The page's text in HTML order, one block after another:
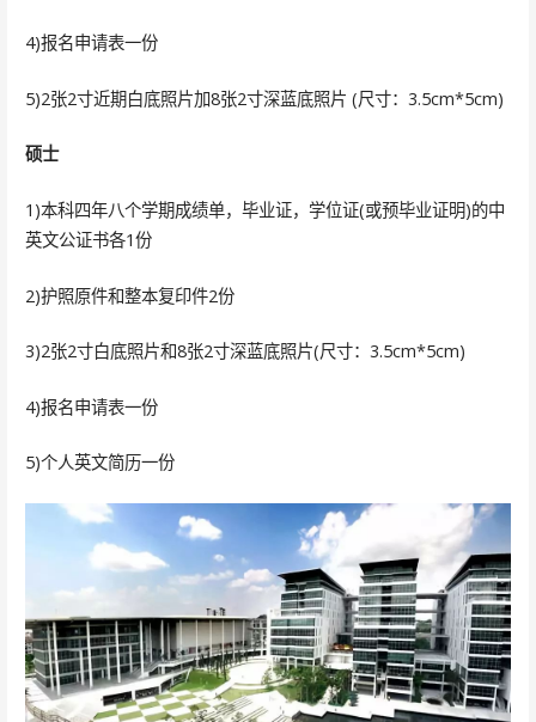
4)报名申请表一份
5)2张2寸近期白底照片加8张2寸深蓝底照片 (尺寸：3.5cm*5cm)
硕士
1)本科四年八个学期成绩单，毕业证，学位证(或预毕业证明)的中
英文公证书各1份
2)护照原件和整本复印件2份
3)2张2寸白底照片和8张2寸深蓝底照片(尺寸：3.5cm*5cm)
4)报名申请表一份
5)个人英文简历一份